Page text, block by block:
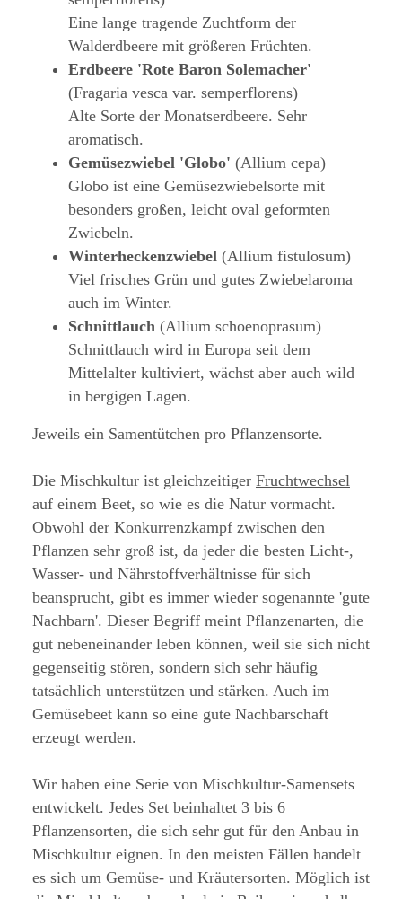
Eine lange tragende Zuchtform der
Walderdbeere mit größeren Früchten.
Erdbeere 'Rote Baron Solemacher'
(Fragaria vesca var. semperflorens)
Alte Sorte der Monatserdbeere. Sehr
aromatisch.
Gemüsezwiebel 'Globo' (Allium cepa)
Globo ist eine Gemüsezwiebelsorte mit
besonders großen, leicht oval geformten
Zwiebeln.
Winterheckenzwiebel (Allium fistulosum)
Viel frisches Grün und gutes Zwiebelaroma
auch im Winter.
Schnittlauch (Allium schoenoprasum)
Schnittlauch wird in Europa seit dem
Mittelalter kultiviert, wächst aber auch wild
in bergigen Lagen.
Jeweils ein Samentütchen pro Pflanzensorte.
Die Mischkultur ist gleichzeitiger Fruchtwechsel
auf einem Beet, so wie es die Natur vormacht.
Obwohl der Konkurrenzkampf zwischen den
Pflanzen sehr groß ist, da jeder die besten Licht-,
Wasser- und Nährstoffverhältnisse für sich
beansprucht, gibt es immer wieder sogenannte 'gute
Nachbarn'. Dieser Begriff meint Pflanzenarten, die
gut nebeneinander leben können, weil sie sich nicht
gegenseitig stören, sondern sich sehr häufig
tatsächlich unterstützen und stärken. Auch im
Gemüsebeet kann so eine gute Nachbarschaft
erzeugt werden.
Wir haben eine Serie von Mischkultur-Samensets
entwickelt. Jedes Set beinhaltet 3 bis 6
Pflanzensorten, die sich sehr gut für den Anbau in
Mischkultur eignen. In den meisten Fällen handelt
es sich um Gemüse- und Kräutersorten. Möglich ist